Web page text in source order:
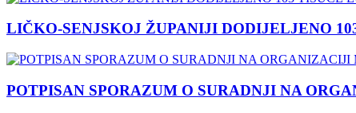
LIČKO-SENJSKOJ ŽUPANIJI DODIJELJENO
POTPISAN SPORAZUM O SURADNJI NA